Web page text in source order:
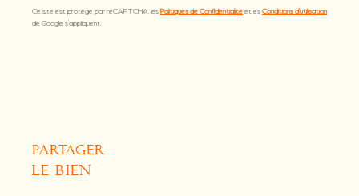
Ce site est protégé par reCAPTCHA, lesPolitiques de Confidentialitéet esConditions d'utilisation
de Google s'appliquent.
partager
le bien